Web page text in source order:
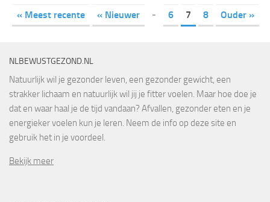
« Meest recente « Nieuwer - 6 7 8 Ouder »
NLBEWUSTGEZOND.NL
Natuurlijk wil je gezonder leven, een gezonder gewicht, een
strakker lichaam en natuurlijk wil jij je fitter voelen. Maar hoe doe je
dat en waar haal je de tijd vandaan? Afvallen, gezonder eten en je
energieker voelen kun je leren. Neem de info op deze site en
gebruik het in je voordeel.
Bekijk meer